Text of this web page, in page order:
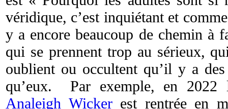
véridique, c’est inquiétant et
y a encore beaucoup de chemin à
qui se prennent trop au sérieux,
oublient ou occultent qu’il y a
qu’eux. Par exemple, en 2022
Analeigh Wickerest rentrée en